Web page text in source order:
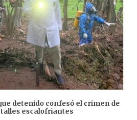
detenido confesó el crimen de
escalofriantes